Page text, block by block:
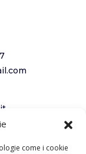
come i cookie